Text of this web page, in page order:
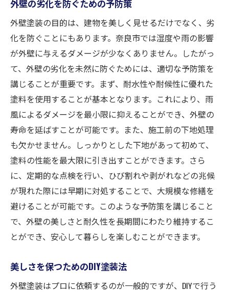
外壁の劣化を防ぐための予防策
外壁塗装の目的は、建物を美しく見せるだけでなく、劣
化を防ぐことにもあります。奈良市では湿度や雨の影響
が外壁に与えるダメージが少なくありません。したがっ
て、外壁の劣化を未然に防ぐためには、適切な予防策を
講じることが重要です。まず、耐水性や耐候性に優れた
塗料を使用することが基本となります。これにより、雨
風によるダメージを最小限に抑えることができ、外壁の
寿命を延ばすことが可能です。また、施工前の下地処理
も欠かせません。しっかりとした下地があって初めて、
塗料の性能を最大限に引き出すことができます。さら
に、定期的な点検を行い、ひび割れや剥がれなどの兆候
が現れた際には早期に対処することで、大規模な修繕を
避けることが可能です。このような予防策を講じること
で、外壁の美しさと耐久性を長期間にわたり維持するこ
とができ、安心して暮らしを楽しむことができます。
美しさを保つためのDIY塗装法
外壁塗装はプロに依頼するのが一般的ですが、DIYで行う